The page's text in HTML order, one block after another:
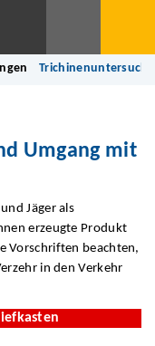
Umgang mit
Jäger als
erzeugte Produkt
Vorschriften beachten,
in den Verkehr